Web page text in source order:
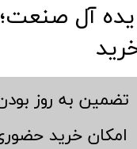
​تضمین به روز
​امکان خرید
آل